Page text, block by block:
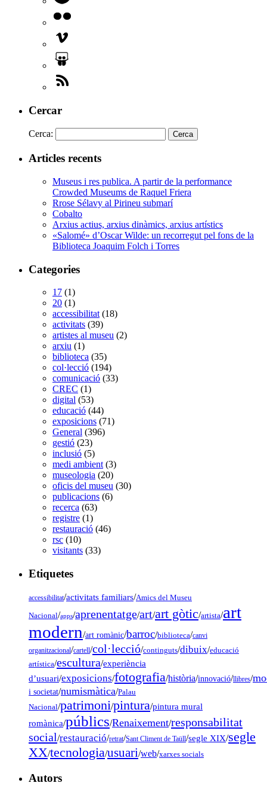
Cercar
Cerca:
Articles recents
Museus i res publica. A partir de la performance
Crowded Museums de Raquel Friera
Rrose Sélavy al Pirineu submarí
Cobalto
Arxius actius, arxius dinàmics, arxius artístics
«Salomé» d’Oscar Wilde: un recorregut pel fons de la
Biblioteca Joaquim Folch i Torres
Categories
17 (1)
20 (1)
accessibilitat (18)
activitats (39)
artistes al museu (2)
arxiu (1)
biblioteca (35)
col·lecció (194)
comunicació (33)
CREC (1)
digital (53)
educació (44)
exposicions (71)
General (396)
gestió (23)
inclusió (5)
medi ambient (3)
museologia (20)
oficis del museu (30)
publicacions (6)
recerca (63)
registre (1)
restauració (46)
rsc (10)
visitants (33)
Etiquetes
accessibilitat/activitats familiars/Amics del Museu
Nacional/apps/aprenentatge/art/art gòtic/artista/art
modern/art romànic/barroc/biblioteca/canvi
organitzacional/cartell/col·lecció/continguts/dibuix/educació
artística/escultura/experiència
d’usuari/exposicions/fotografia/història/innovació/llibres/
i societat/numismàtica/Palau
Nacional/patrimoni/pintura/pintura mural
romànica/públics/Renaixement/responsabilitat
social/restauració/retrat/Sant Climent de Taüll/segle XIX/segle
XX/tecnologia/usuari/web/xarxes socials
Autors